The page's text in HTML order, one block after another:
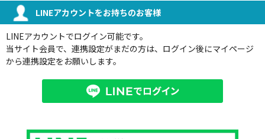
LINEアカウントをお持ちのお客様
LINEアカウントでログイン可能です。
当サイト会員で、連携設定がまだの方は、ログイン後にマイページ
から連携設定をお願いします。